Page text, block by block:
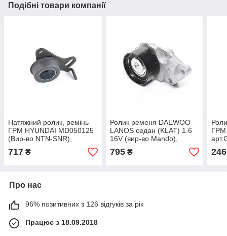
Подібні товари компанії
Натяжний ролик, ремінь
ГРМ HYUNDAI MD050125
(Вир-во NTN-SNR),
арт.GT373.04
717 ₴
Ролик ременя DAEWOO
LANOS седан (KLAT) 1.6
16V (вир-во Mando),
арт.EBT20004K
795₴
ГРМ
246
Про нас
96% позитивних з 126 відгуків за рік
Працює з 18.09.2018